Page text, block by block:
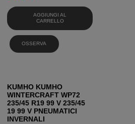
AGGIUNGI AL
CARRELLO
OSSERVA
KUMHO KUMHO
WINTERCRAFT WP72
235/45 R19 99 V 235/45
19 99 V PNEUMATICI
INVERNALI